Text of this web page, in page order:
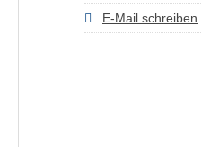
E-Mail schreiben